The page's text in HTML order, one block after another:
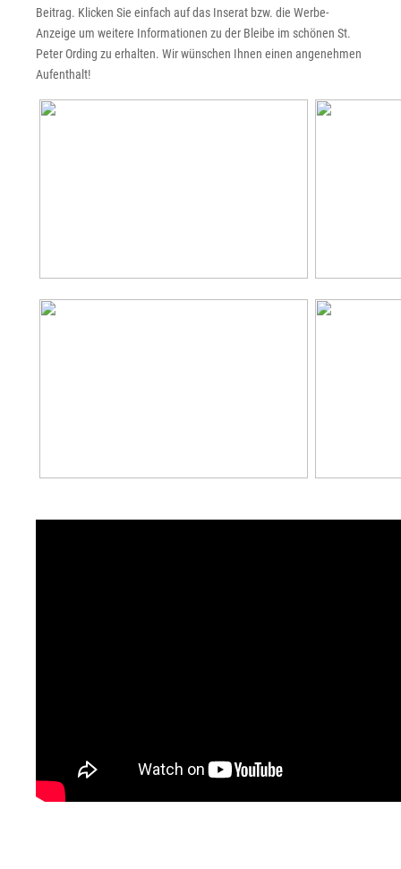
Beitrag. Klicken Sie einfach auf das Inserat bzw. die Werbe-
Anzeige um weitere Informationen zu der Bleibe im schönen St.
Peter Ording zu erhalten. Wir wünschen Ihnen einen angenehmen
Aufenthalt!